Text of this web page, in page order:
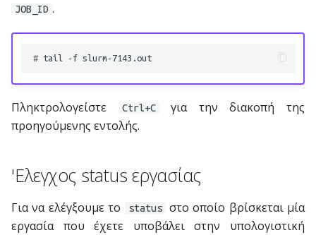
JOB_ID .
# tail -f slurm-7143.out
Πληκτρολογείστε Ctrl+C
για την διακοπή της
προηγούμενης εντολής.
'Ελεγχος status εργασίας
Για να ελέγξουμε το status
στο οποίο βρίσκεται μία
εργασία που έχετε υποβάλει στην υπολογιστική